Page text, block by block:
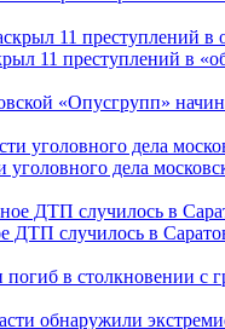
11 преступлений в
«Опусгрупп»
дела
ДТП случилось в
погиб в столкновении с